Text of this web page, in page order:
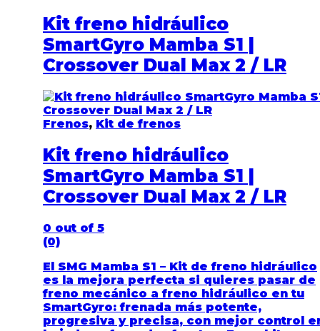
Kit freno hidráulico
SmartGyro Mamba S1 |
Crossover Dual Max 2 / LR
Frenos, Kit de frenos
Kit freno hidráulico
SmartGyro Mamba S1 |
Crossover Dual Max 2 / LR
0 out of 5
(0)
El SMG Mamba S1 – Kit de freno hidráulico
es la mejora perfecta si quieres pasar de
freno mecánico afreno hidráulico en tu
SmartGyro:frenada más potente,
progresiva y precisa, con mejor control